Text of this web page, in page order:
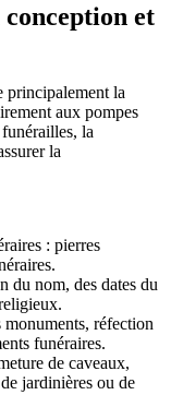
et
principalement la
aux pompes
la
la
: pierres
du nom, des dates du
réfection
funéraires.
de caveaux,
jardinières ou de